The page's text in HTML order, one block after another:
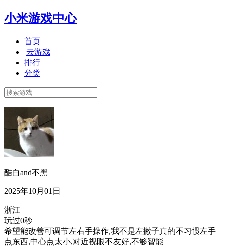
小米游戏中心
首页
云游戏
排行
分类
酷白and不黑
2025年10月01日
浙江
玩过0秒
希望能改善可调节左右手操作,我不是左撇子真的不习惯左手
点东西,中心点太小,对近视眼不友好,不够智能